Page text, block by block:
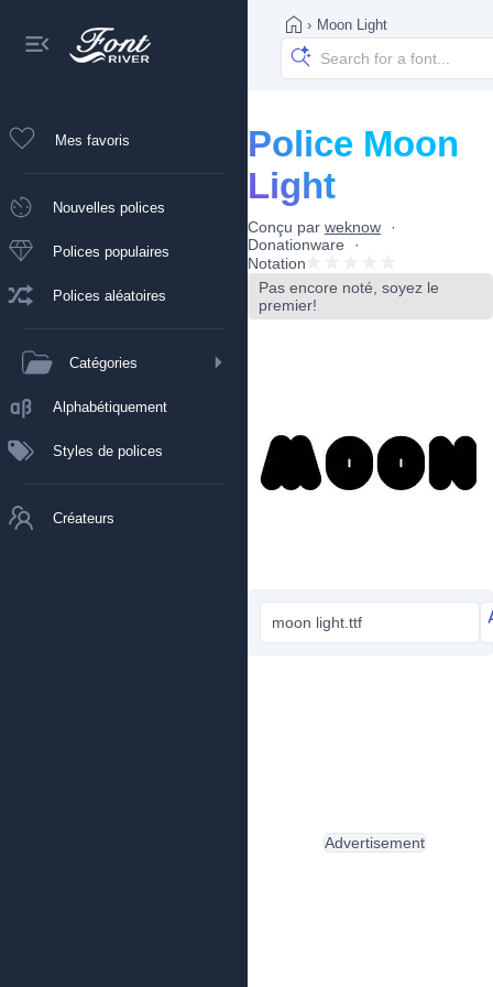
Mes favoris
Nouvelles polices
Polices populaires
Polices aléatoires
Catégories
Alphabétiquement
Styles de polices
Créateurs
› Moon Light
Police Moon
Light
Conçu par weknow
Donationware
Notation
Pas encore noté, soyez le
premier!
moon light.ttf
Advertisement